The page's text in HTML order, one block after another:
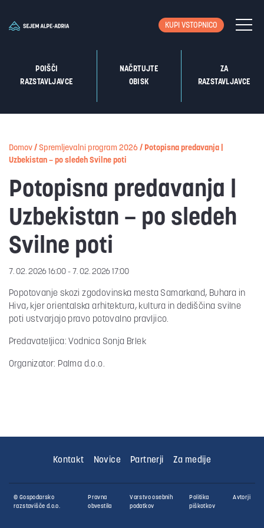
KUPI VSTOPNICO
POIŠČI
RAZSTAVLJAVCE
NAČRTUJTE
OBISK
ZA
RAZSTAVLJAVCE
Domov / Spremljevalni program 2026 / Potopisna predavanja |
Uzbekistan – po sledeh Svilne poti
Potopisna predavanja |
Uzbekistan – po sledeh
Svilne poti
7. 02. 2026 16:00 - 7. 02. 2026 17:00
Popotovanje skozi zgodovinska mesta Samarkand, Buhara in
Hiva, kjer orientalska arhitektura, kultura in dediščina svilne
poti ustvarjajo pravo potovalno pravljico.
Predavateljica: Vodnica Sonja Brlek
Organizator: Palma d.o.o.
Kontakt Novice Partnerji Za medije
© Gospodarsko
razstavišče d.o.o.
Pravna
obvestila
Varstvo osebnih
podatkov
Politika
piškotkov
Avtorji